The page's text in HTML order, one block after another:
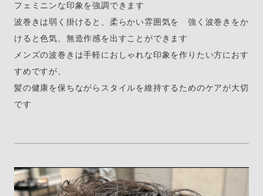
フェミニンな印象を強調できます
波巻きは弱く掛けると、柔らかい雰囲気を 強く波巻きをか
けると色気、無造作感を出すことができます
メンズの波巻きは手軽におしゃれな印象を作りたい方におす
すめですが、
髪の健康を保ちながらスタイルを維持するためのケアが大切
です